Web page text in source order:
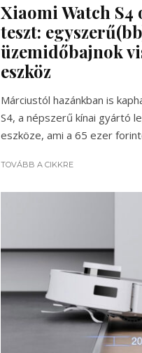
Xiaomi Watch S4
teszt:
üzemidőbajnok
eszköz
Márciustól hazánkban is
S4, a népszerű kínai gyártó
eszköze, ami a 65 ezer
TOVÁBB A CIKKRE